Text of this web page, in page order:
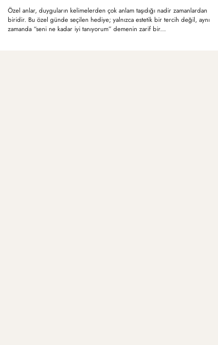
Özel anlar, duyguların kelimelerden çok anlam taşıdığı nadir zamanlardan
biridir. Bu özel günde seçilen hediye; yalnızca estetik bir tercih değil, aynı
zamanda “seni ne kadar iyi tanıyorum” demenin zarif bir...